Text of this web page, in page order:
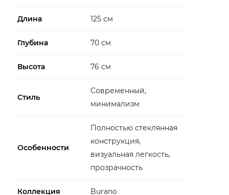
Длина 125 см
Глубина 70 см
Высота 76 см
Стиль
Современный,
минимализм
Особенности
Полностью стеклянная
конструкция,
визуальная легкость,
прозрачность
Коллекция Burano